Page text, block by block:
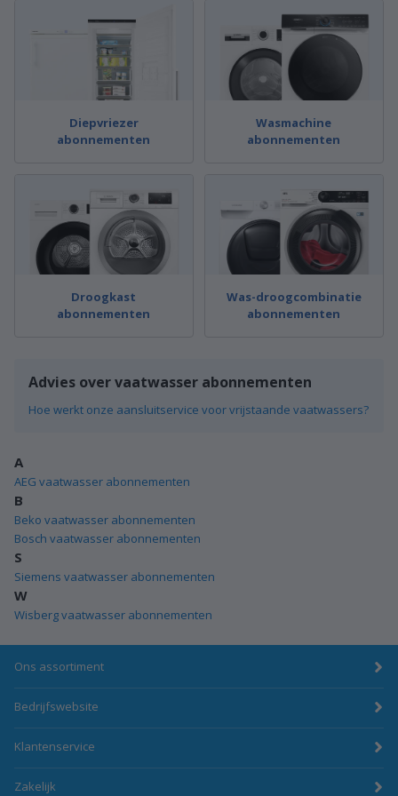
Diepvriezer
abonnementen
Wasmachine
abonnementen
Droogkast
abonnementen
Was-droogcombinatie
abonnementen
Advies over vaatwasser abonnementen
Hoe werkt onze aansluitservice voor vrijstaande vaatwassers?
A
AEG vaatwasser abonnementen
B
Beko vaatwasser abonnementen
Bosch vaatwasser abonnementen
S
Siemens vaatwasser abonnementen
W
Wisberg vaatwasser abonnementen
Ons assortiment
Bedrijfswebsite
Klantenservice
Zakelijk